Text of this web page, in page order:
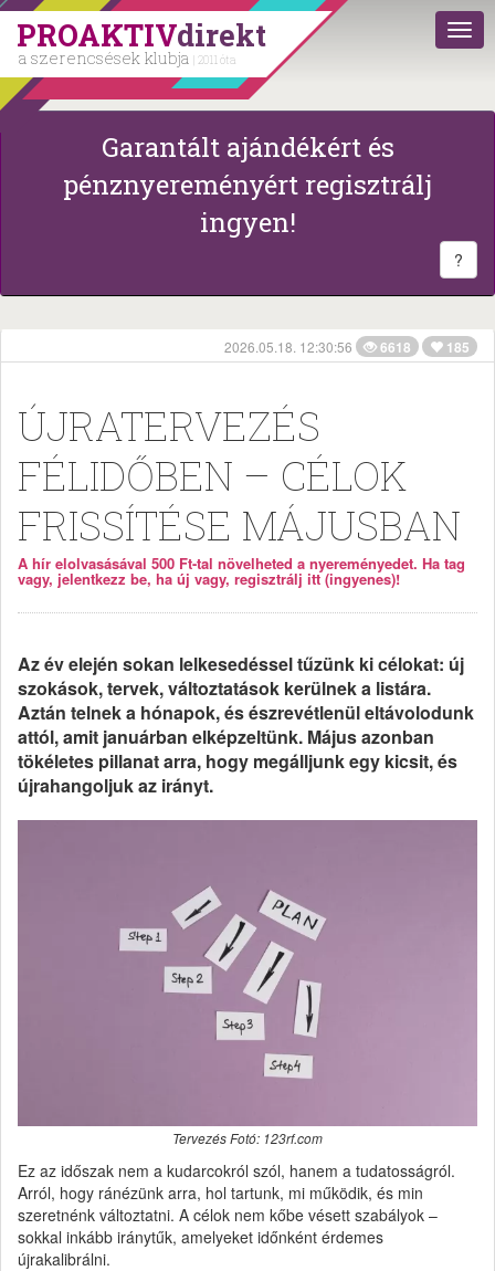
PROAKTIVdirekt
a szerencsések klubja | 2011 óta
Garantált ajándékért és
pénznyereményért regisztrálj
ingyen!
?
2026.05.18. 12:30:56 6618 185
ÚJRATERVEZÉS
FÉLIDŐBEN – CÉLOK
FRISSÍTÉSE MÁJUSBAN
A hír elolvasásával 500 Ft-tal növelheted a nyereményedet. Ha tag
vagy, jelentkezz be, ha új vagy, regisztrálj itt (ingyenes)!
Az év elején sokan lelkesedéssel tűzünk ki célokat: új
szokások, tervek, változtatások kerülnek a listára.
Aztán telnek a hónapok, és észrevétlenül eltávolodunk
attól, amit januárban elképzeltünk. Május azonban
tökéletes pillanat arra, hogy megálljunk egy kicsit, és
újrahangoljuk az irányt.
Tervezés Fotó: 123rf.com
Ez az időszak nem a kudarcokról szól, hanem a tudatosságról.
Arról, hogy ránézünk arra, hol tartunk, mi működik, és min
szeretnénk változtatni. A célok nem kőbe vésett szabályok –
sokkal inkább iránytűk, amelyeket időnként érdemes
újrakalibrálni.